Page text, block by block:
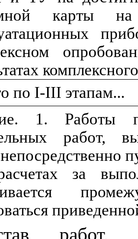
карты на
по I-III этапам...
1.
работ,
за
работ,